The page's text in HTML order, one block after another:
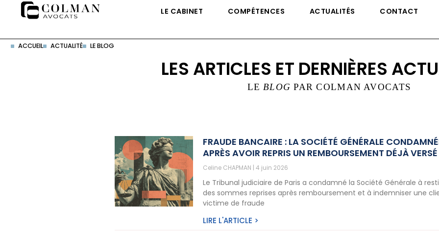
LE CABINET COMPÉTENCES ACTUALITÉS CONTACT
ACCUEIL ACTUALITÉ LE BLOG
LES ARTICLES ET DERNIÈRES
LE BLOGPAR COLMAN AVOCATS
FRAUDE BANCAIRE : LA SOCIÉTÉ GÉNÉRALE
APRÈS AVOIR REPRIS UN REMBOURSEMENT DÉJÀ VERSÉ
Celine CHAPMAN 4 juin 2026
Le Tribunal judiciaire de Paris a condamné la Société Générale à
des sommes reprises après remboursement et à indemniser une
victime de fraude
LIRE L'ARTICLE >